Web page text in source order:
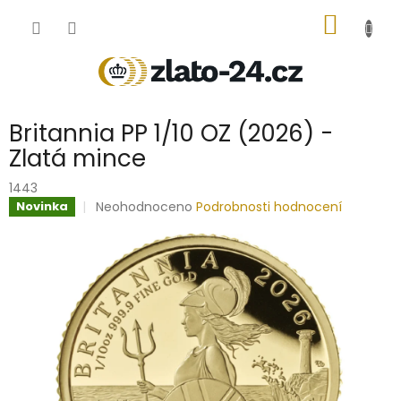
KOŠÍK
Britannia PP 1/10 OZ (2026) -
Zlatá mince
1443
Novinka
Průměrné
produktu
0,0
z
5
hvězdiček.
Neohodnoceno Podrobnosti hodnocení